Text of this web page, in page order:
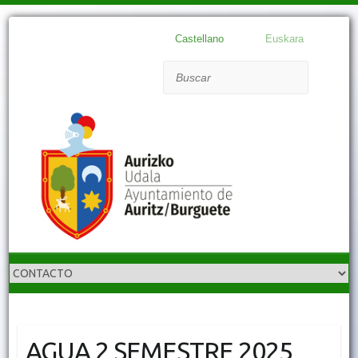
Castellano Euskara
AGUA 2 SEMESTRE 2025